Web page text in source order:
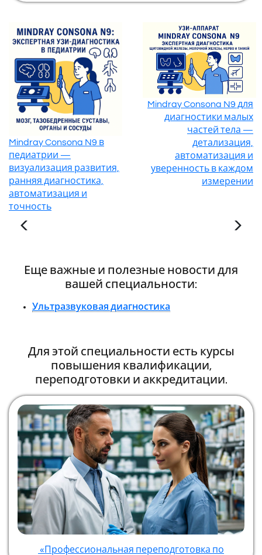
Mindray Consona N9 в
педиатрии —
визуализация развития,
ранняя диагностика,
автоматизация и
точность
Mindray Consona N9 для
диагностики малых
частей тела —
детализация,
автоматизация и
уверенность в каждом
измерении
Еще важные и полезные новости для
вашей специальности:
Ультразвуковая диагностика
Для этой специальности есть курсы
повышения квалификации,
переподготовки и аккредитации.
«Профессиональная переподготовка по